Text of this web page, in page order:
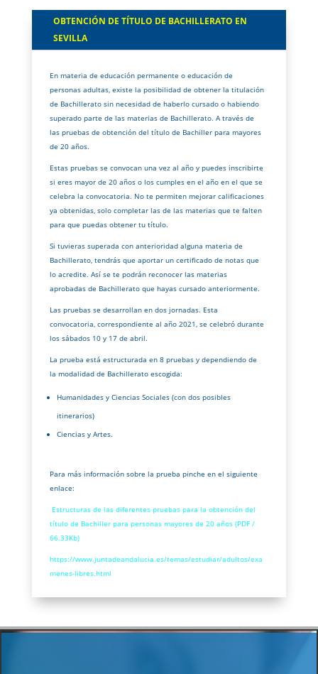
OBTENCIÓN DE TÍTULO DE BACHILLERATO EN
SEVILLA
En materia de educación permanente o educación de
personas adultas, existe la posibilidad de obtener la titulación
de Bachillerato sin necesidad de haberlo cursado o habiendo
superado parte de las materias de Bachillerato. A través de
las pruebas de obtención del título de Bachiller para mayores
de 20 años.
Estas pruebas se convocan una vez al año y puedes inscribirte
si eres mayor de 20 años o los cumples en el año en el que se
celebra la convocatoria. No te permiten mejorar calificaciones
ya obtenidas, solo completar las de las materias que te falten
para que puedas obtener tu título.
Si tuvieras superada con anterioridad alguna materia de
Bachillerato, tendrás que aportar un certificado de notas que
lo acredite. Así se te podrán reconocer las materias
aprobadas de Bachillerato que hayas cursado anteriormente.
Las pruebas se desarrollan en dos jornadas. Esta
convocatoria, correspondiente al año 2021, se celebró durante
los sábados 10 y 17 de abril.
La prueba está estructurada en 8 pruebas y dependiendo de
la modalidad de Bachillerato escogida:
Humanidades y Ciencias Sociales (con dos posibles
itinerarios)
Ciencias y Artes.
Para más información sobre la prueba pinche en el siguiente
enlace:
Estructuras de las diferentes pruebas para la obtención del
título de Bachiller para personas mayores de 20 años (PDF /
66.33Kb)
https://www.juntadeandalucia.es/temas/estudiar/adultos/exa
menes-libres.html